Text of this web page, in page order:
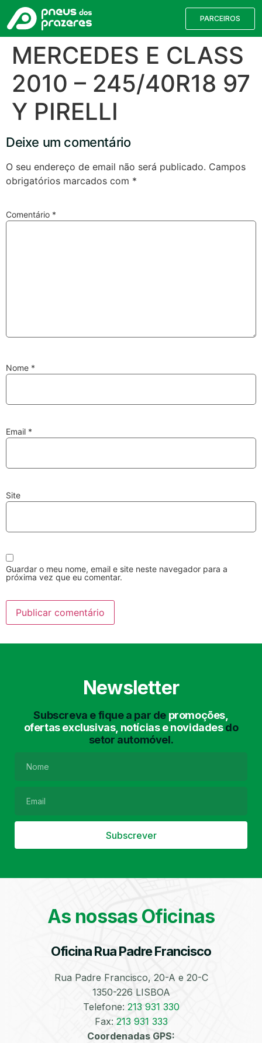
PARCEIROS
MERCEDES E CLASS
2010 – 245/40R18 97
Y PIRELLI
Deixe um comentário
O seu endereço de email não será publicado. Campos
obrigatórios marcados com *
Comentário *
Nome *
Email *
Site
Guardar o meu nome, email e site neste navegador para a
próxima vez que eu comentar.
Newsletter
Subscreva e fique a par de promoções,
ofertas exclusivas, notícias e novidadesdo
setor automóvel.
Subscrever
As nossas Oficinas
Oficina Rua Padre Francisco
Rua Padre Francisco, 20-A e 20-C
1350-226 LISBOA
Telefone: 213 931 330
Fax: 213 931 333
Coordenadas GPS:
Encontre o pneu correto para a sua
Válvulas TPMS
Discos e Pastilhas
Amortecedores
Lavagem Manual
Lavagem de Chassis Matrículas
Filtro de Partículas Óleos
Bate-Chapas
Higienização e
Automóvel